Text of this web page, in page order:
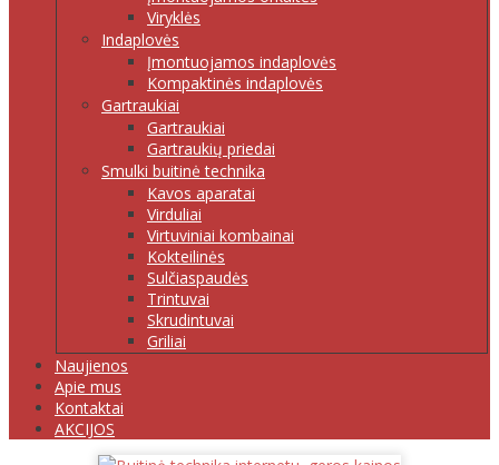
Viryklės
Indaplovės
Įmontuojamos indaplovės
Kompaktinės indaplovės
Gartraukiai
Gartraukiai
Gartraukių priedai
Smulki buitinė technika
Kavos aparatai
Virduliai
Virtuviniai kombainai
Kokteilinės
Sulčiaspaudės
Trintuvai
Skrudintuvai
Griliai
Naujienos
Apie mus
Kontaktai
AKCIJOS